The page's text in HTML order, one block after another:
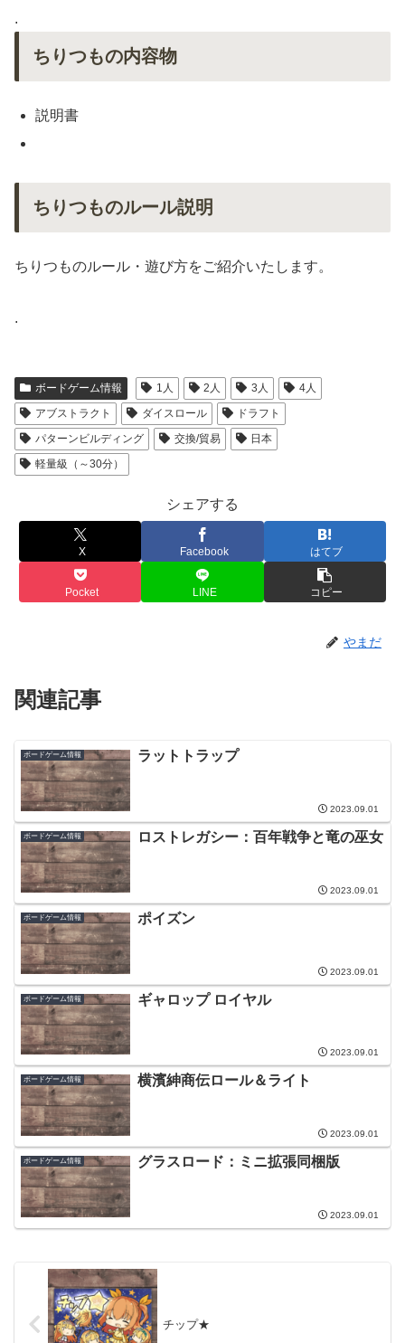
.
ちりつもの内容物
説明書
ちりつものルール説明
ちりつものルール・遊び方をご紹介いたします。
.
ボードゲーム情報 1人 2人 3人
4人
アブストラクト
ダイスロール
ドラフト
パターンビルディング
交換/貿易
日本
軽量級（～30分）
シェアする
X Facebook はてブ
Pocket LINE コピー
やまだ
関連記事
ボードゲーム情報 ラットトラップ
2023.09.01
ボードゲーム情報 ロストレガシー：百年戦争と竜の巫女
2023.09.01
ボードゲーム情報 ポイズン
2023.09.01
ボードゲーム情報 ギャロップ ロイヤル
2023.09.01
ボードゲーム情報 横濱紳商伝ロール＆ライト
2023.09.01
ボードゲーム情報 グラスロード：ミニ拡張同梱版
2023.09.01
チップ★